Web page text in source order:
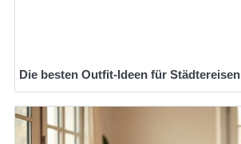
Die besten Outfit-Ideen für Städtereisen